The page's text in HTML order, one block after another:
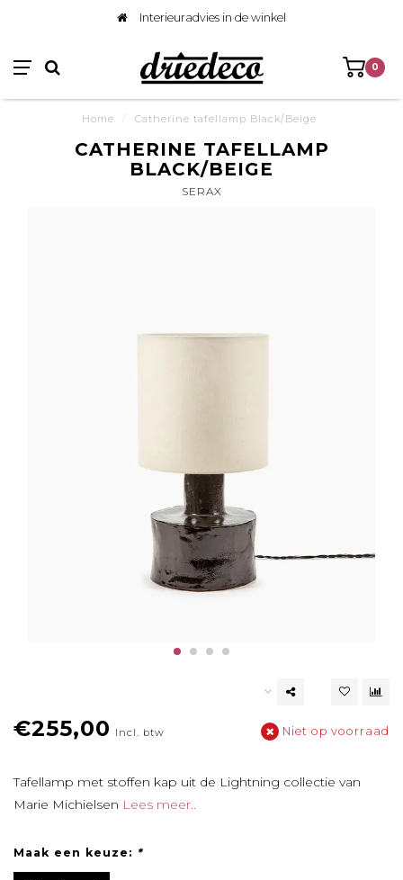
Interieuradvies in de winkel
0
Home Catherine tafellamp Black/Beige
CATHERINE TAFELLAMP
BLACK/BEIGE
SERAX
€255,00 Incl. btw Niet op voorraad
Tafellamp met stoffen kap uit de Lightning collectie van
Marie Michielsen Lees meer..
Maak een keuze: *